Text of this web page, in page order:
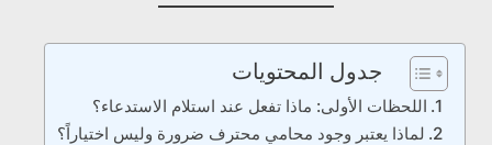
جدول المحتويات
اللحظات الأولى: ماذا تفعل عند استلام الاستدعاء؟
لماذا يعتبر وجود محامي محترف ضرورة وليس اختياراً؟